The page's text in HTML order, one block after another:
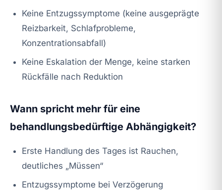
Keine Entzugssymptome (keine ausgeprägte
Reizbarkeit, Schlafprobleme,
Konzentrationsabfall)
Keine Eskalation der Menge, keine starken
Rückfälle nach Reduktion
Wann spricht mehr für eine
behandlungsbedürftige Abhängigkeit?
Erste Handlung des Tages ist Rauchen,
deutliches „Müssen“
Entzugssymptome bei Verzögerung